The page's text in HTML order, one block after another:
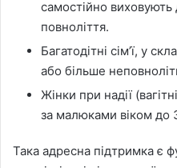
самостійно
повноліття.
Багатодітні сім’ї, у
або більше
Жінки при надії
за малюками віком до
Така адресна підтримка є